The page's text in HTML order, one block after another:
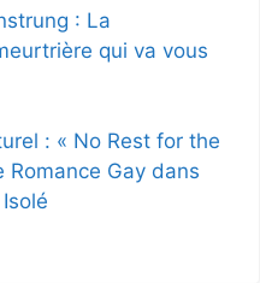
: La
qui va vous
: « No Rest for the
Romance Gay dans